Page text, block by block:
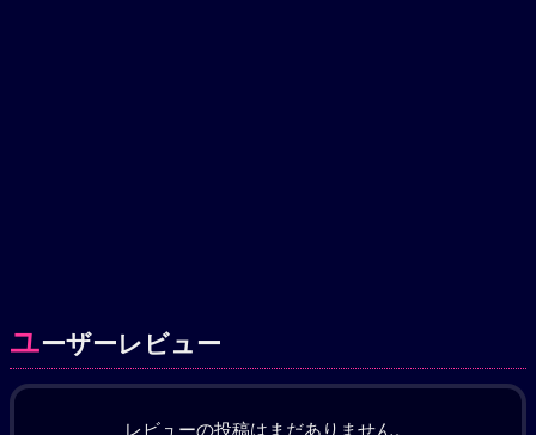
ユーザーレビュー
レビューの投稿はまだありません。